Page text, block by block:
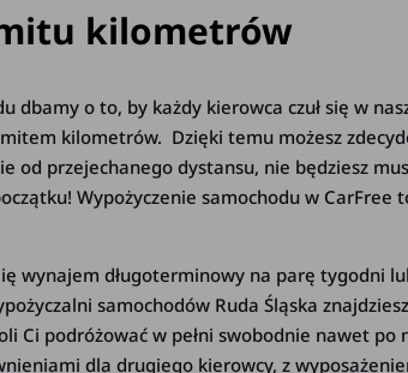
kilometrów
o to, by każdy kierowca czuł się w
kilometrów. Dzięki temu możesz
przejechanego dystansu, nie będziesz
Wypożyczenie samochodu w CarFree
wynajem długoterminowy na parę tygodni
samochodów Ruda Śląska
podróżować w pełni swobodnie nawet po
dla drugiego kierowcy, z